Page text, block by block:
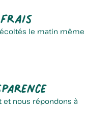
le matin même
et nous répondons à